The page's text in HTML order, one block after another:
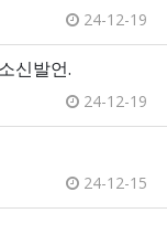
24-12-19
신발언.
24-12-19
24-12-15